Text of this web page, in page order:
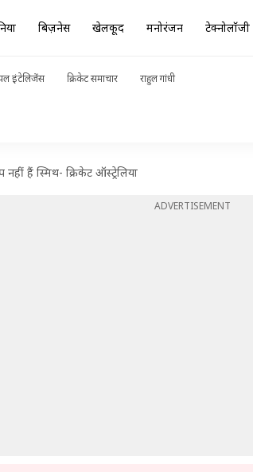
बिज़नेस खेलकूद मनोरंजन टेक्नोलॉजी
इंटेलिजेंस क्रिकेट समाचार राहुल गांधी
हैं स्मिथ- क्रिकेट ऑस्ट्रेलिया
ADVERTISEMENT